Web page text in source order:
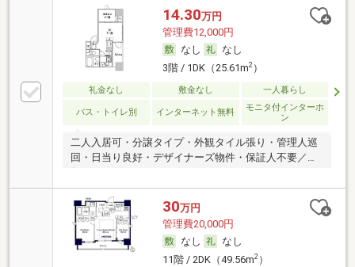
14.30万円
管理費12,000円
なし
なし
3階 / 1DK（25.61m2）
礼金なし 敷金なし 一人暮らし
バス・トイレ別 インターネット無料
モニタ付インターホ
ン
二人入居可・分譲タイプ・外観タイル張り・管理人巡
回・日当り良好・デザイナーズ物件・保証人不要／代
30万円
管理費20,000円
なし
なし
11階 / 2DK（49.56m2）